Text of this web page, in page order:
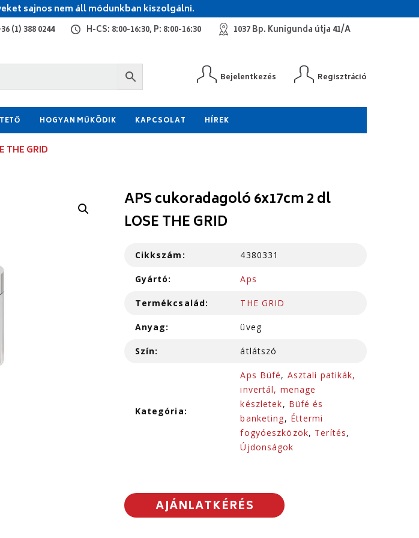
sajnos nem áll módunkban kiszolgálni.
(1) 388 0244 H-CS: 8:00-16:30, P: 8:00-16:30 1037 Bp. Kunigunda útja 41/A
Bejelentkezés Regisztráció
HOGYAN MŰKÖDIK KAPCSOLAT HÍREK
GRID
APS cukoradagoló 6x17cm 2 dl
LOSE THE GRID
Cikkszám: 4380331
Gyártó: Aps
Termékcsalád: THE GRID
Anyag: üveg
Szín: átlátszó
Kategória:
Aps Büfé, Asztali patikák,
invertál, menage
készletek, Büfé és
banketing, Éttermi
fogyóeszközök, Terítés,
Újdonságok
AJÁNLATKÉRÉS